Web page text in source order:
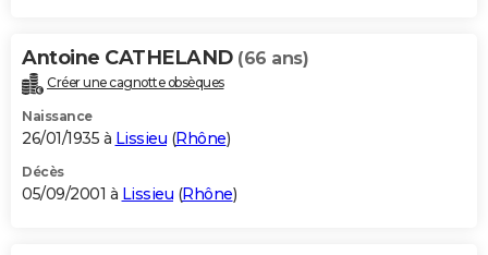
Antoine CATHELAND (66 ans)
Créer une cagnotte obsèques
Naissance
26/01/1935 à Lissieu (Rhône)
Décès
05/09/2001 à Lissieu (Rhône)